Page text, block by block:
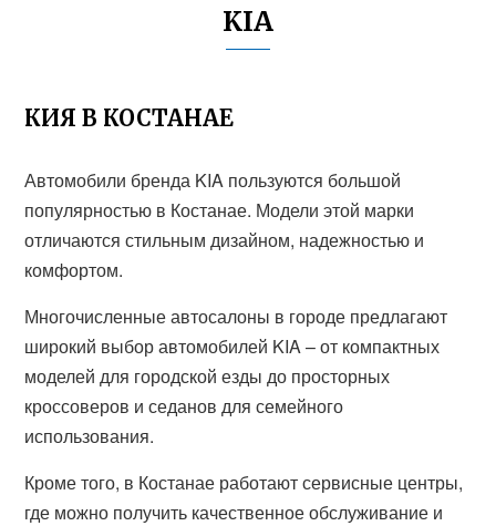
KIA
КИЯ В КОСТАНАЕ
Автомобили бренда KIA пользуются большой
популярностью в Костанае. Модели этой марки
отличаются стильным дизайном, надежностью и
комфортом.
Многочисленные автосалоны в городе предлагают
широкий выбор автомобилей KIA – от компактных
моделей для городской езды до просторных
кроссоверов и седанов для семейного
использования.
Кроме того, в Костанае работают сервисные центры,
где можно получить качественное обслуживание и